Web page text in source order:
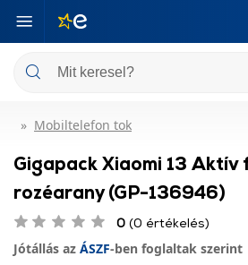
Mobiltelefon tok
Gigapack Xiaomi 13 Aktív
rozéarany (GP-136946)
0 (0 értékelés)
Jótállás az ÁSZF-ben foglaltak szerint